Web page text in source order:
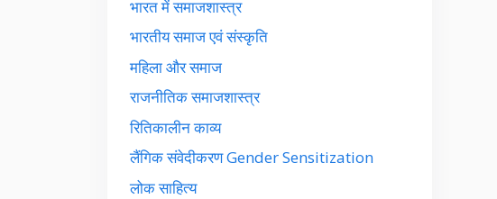
भारत में समाजशास्त्र
भारतीय समाज एवं संस्कृति
महिला और समाज
राजनीतिक समाजशास्त्र
रितिकालीन काव्य
लैंगिक संवेदीकरण Gender Sensitization
लोक साहित्य